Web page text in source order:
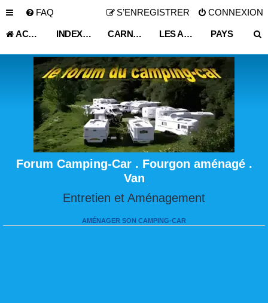
FAQ CONNEXION
S’ENREGISTRER
ACCUEIL INDEX DU FORUM CARNET DE VOYAGE LES ASTUCES ET CONSEILS DE VOYAGE PAYS
Forum Camping-Car . Fourgon aménagé .
Van
Entretien et Aménagement
AMÉNAGER SON CAMPING-CAR